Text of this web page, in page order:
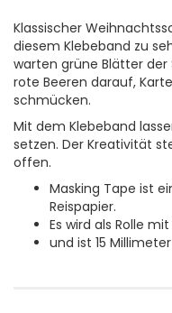
Klassischer
diesem Klebeband zu
warten grüne Blätter
rote Beeren darauf,
schmücken.
Mit dem Klebeband
setzen. Der Kreativität
offen.
Masking Tape ist
Reispapier.
Es wird als Rolle
und ist 15